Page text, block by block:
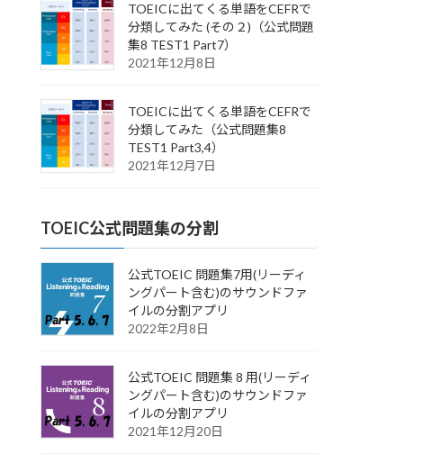
TOEICに出てくる単語をCEFRで
分類してみた (その２)（公式問題
集8 TEST1 Part7）
2021年12月8日
TOEICに出てくる単語をCEFRで
分類してみた（公式問題集8
TEST1 Part3,4）
2021年12月7日
TOEIC公式問題集の分割
公式TOEIC 問題集7用(リーディ
ングパート含む)のサウンドファ
イルの分割アプリ
2022年2月8日
公式TOEIC 問題集 8 用(リーディ
ングパート含む)のサウンドファ
イルの分割アプリ
2021年12月20日